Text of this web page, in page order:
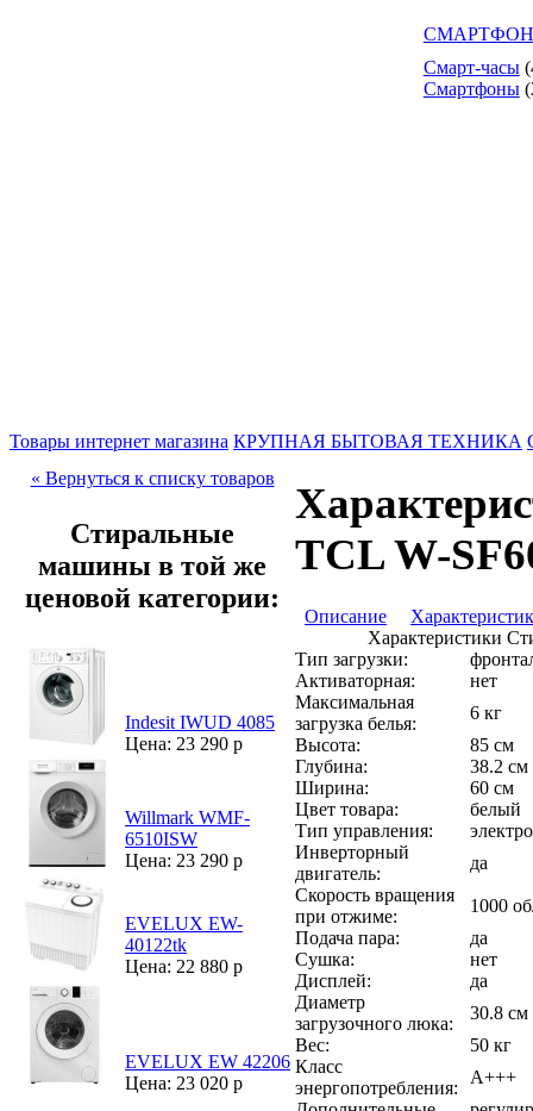
Смарт-часы
Смартфоны
Товары интернет магазина КРУПНАЯ БЫТОВАЯ ТЕХНИКА
« Вернуться к списку товаров
Стиральные
машины в той же
ценовой категории:
Indesit IWUD 4085
Цена: 23 290 р
Willmark WMF-
6510ISW
Цена: 23 290 р
EVELUX EW-
40122tk
Цена: 22 880 р
EVELUX EW 42206
Цена: 23 020 р
TCL W-
Описание
Характеристики
Тип загрузки:
Активаторная:
нет
Максимальная
загрузка белья:
6 кг
Высота:
85 см
Глубина:
38.2 см
Ширина:
60 см
Цвет товара:
белый
Тип управления:
Инверторный
двигатель:
да
Скорость вращения
при отжиме:
1000
Подача пара:
да
Сушка:
нет
Дисплей:
да
Диаметр
загрузочного люка:
30.8 см
Вес:
50 кг
Класс
энергопотребления:
A+++